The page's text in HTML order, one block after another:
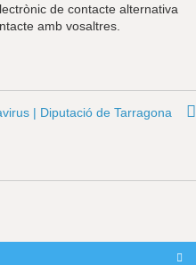
de contacte alternativa
amb vosaltres.
| Diputació de Tarragona